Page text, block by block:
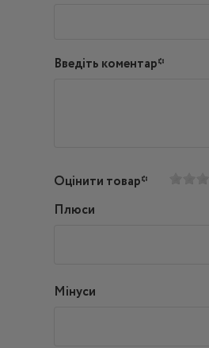
Введіть коментар*
Оцінити товар*
Плюси
Мінуси